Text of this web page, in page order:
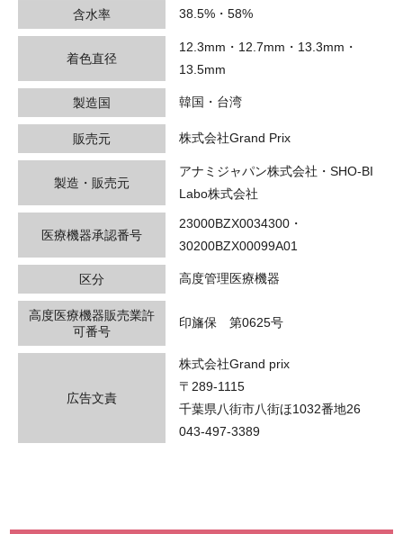
含水率 38.5%・58%
着色直径
12.3mm・12.7mm・13.3mm・
13.5mm
製造国 韓国・台湾
販売元 株式会社Grand Prix
製造・販売元
アナミジャパン株式会社・SHO-BI
Labo株式会社
医療機器承認番号
23000BZX0034300・
30200BZX00099A01
区分 高度管理医療機器
高度医療機器販売業許
可番号
印旛保 第0625号
広告文責
株式会社Grand prix
〒289-1115
千葉県八街市八街ほ1032番地26
043-497-3389